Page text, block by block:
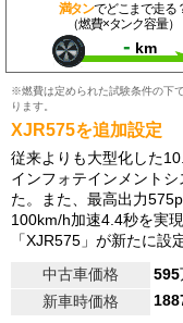
満タンでどこまで走る
（燃費×タンク容量）
- km
※燃費は定められた試験条件の下
ります。
XJR575を追加設定
従来よりも大型化した
インフォテインメント
た。また、最高出力
100km/h加速4.4秒を実
「XJR575」が新たに設
中古車価格
595
新車時価格